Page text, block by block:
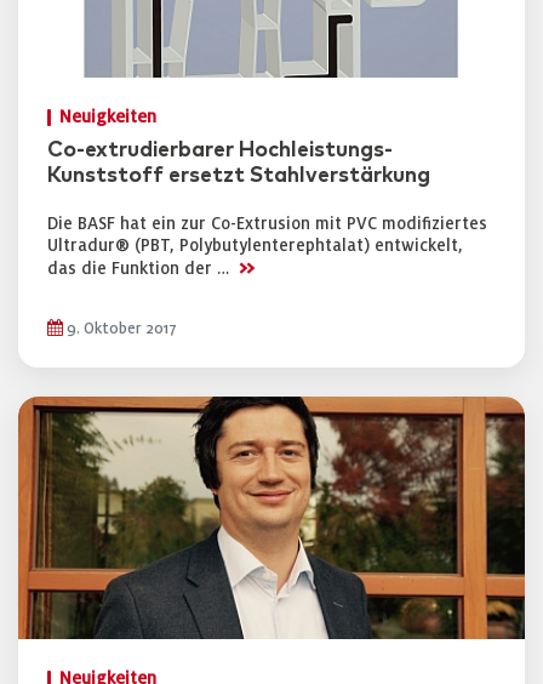
Neuigkeiten
Co-extrudierbarer Hochleistungs-
Kunststoff ersetzt Stahlverstärkung
Die BASF hat ein zur Co-Extrusion mit PVC modifiziertes
Ultradur® (PBT, Polybutylenterephtalat) entwickelt,
das die Funktion der … >>
9. Oktober 2017
Neuigkeiten